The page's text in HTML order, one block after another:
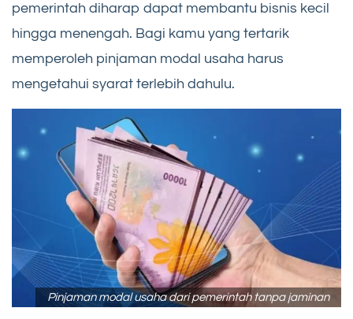
pemerintah diharap dapat membantu bisnis kecil
hingga menengah. Bagi kamu yang tertarik
memperoleh pinjaman modal usaha harus
mengetahui syarat terlebih dahulu.
Pinjaman modal usaha dari pemerintah tanpa jaminan